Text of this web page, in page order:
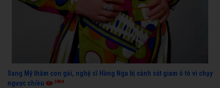
Sang Mỹ thăm con gái, nghệ sĩ Hồng Nga bị cảnh sát giam ô tô vì chạy
ngược chiều
3864